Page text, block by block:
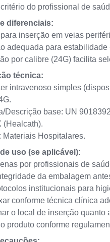
do profissional de
diferenciais:
inserção em veias
adequada para
por calibre (24G) facilita
técnica:
intravenoso simples
Descrição base: UN
(Healcath).
Materiais Hospitalares.
uso (se aplicável):
por profissionais de
da embalagem
institucionais para
conforme técnica clínica
o local de inserção quanto
produto conforme